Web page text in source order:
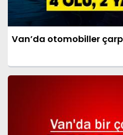
Van’da otomobiller